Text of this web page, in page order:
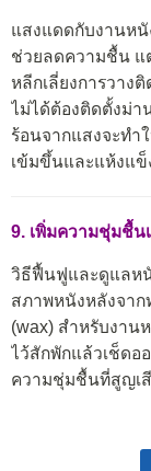
แสงแดดกับงานหนั
ช่วยลดความชื้น แ
หลีกเลี่ยงการวาง
ไม่ได้ต้องติดตั้งม่า
ร้อนจากแสงจะท
เข้มขึ้นและแห้งแข็
9. เพิ่มความชุ่มชื้น
วิธีฟื้นฟูและดูแลหนั
สภาพหนังหลังจาก
(wax) สำหรับงาน
ไว้สักพักแล้วเช็ดอ
ความชุ่มชื้นที่สูญเ